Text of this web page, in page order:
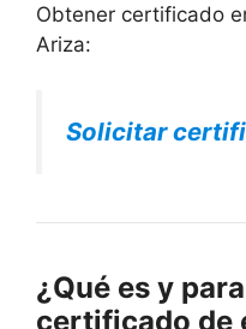
Obtener certificado
Ariza:
Solicitar
¿Qué es y
certificado de